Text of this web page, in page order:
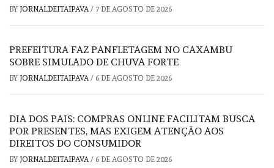
BY JORNALDEITAIPAVA/ 7 DE AGOSTO DE 2026
PREFEITURA FAZ PANFLETAGEM NO CAXAMBU
SOBRE SIMULADO DE CHUVA FORTE
BY JORNALDEITAIPAVA/ 6 DE AGOSTO DE 2026
DIA DOS PAIS: COMPRAS ONLINE FACILITAM BUSCA
POR PRESENTES, MAS EXIGEM ATENÇÃO AOS
DIREITOS DO CONSUMIDOR
BY JORNALDEITAIPAVA/ 6 DE AGOSTO DE 2026